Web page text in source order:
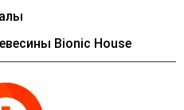
Bionic House